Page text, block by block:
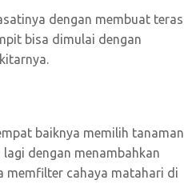
dengan membuat teras
bisa dimulai dengan
baiknya memilih tanaman
dengan menambahkan
memfilter cahaya matahari di